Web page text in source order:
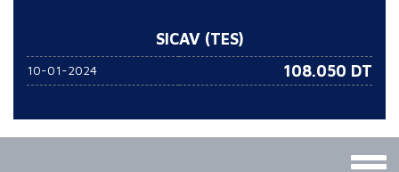
SICAV (TES)
10-01-2024 108.050 DT